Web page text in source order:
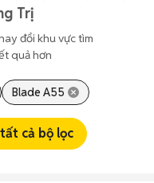
Trị
đổi khu vực tìm
quả hơn
Blade A55
cả bộ lọc